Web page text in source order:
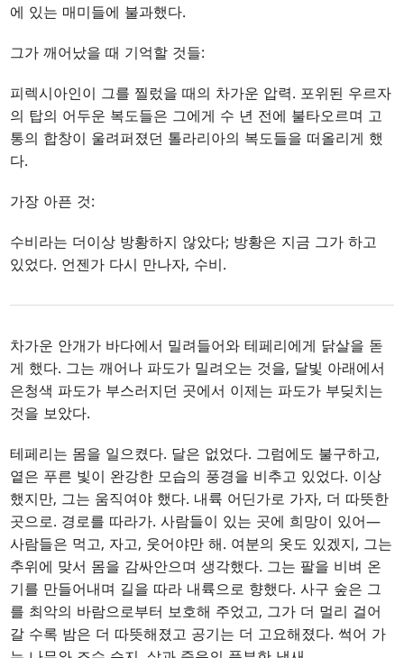
에 있는 매미들에 불과했다.
그가 깨어났을 때 기억할 것들:
피렉시아인이 그를 찔렀을 때의 차가운 압력. 포위된 우르자
의 탑의 어두운 복도들은 그에게 수 년 전에 불타오르며 고
통의 합창이 울려퍼졌던 톨라리아의 복도들을 떠올리게 했
다.
가장 아픈 것:
수비라는 더이상 방황하지 않았다; 방황은 지금 그가 하고
있었다. 언젠가 다시 만나자, 수비.
차가운 안개가 바다에서 밀려들어와 테페리에게 닭살을 돋
게 했다. 그는 깨어나 파도가 밀려오는 것을, 달빛 아래에서
은청색 파도가 부스러지던 곳에서 이제는 파도가 부딪치는
것을 보았다.
테페리는 몸을 일으켰다. 달은 없었다. 그럼에도 불구하고,
옅은 푸른 빛이 완강한 모습의 풍경을 비추고 있었다. 이상
했지만, 그는 움직여야 했다. 내륙 어딘가로 가자, 더 따뜻한
곳으로. 경로를 따라가. 사람들이 있는 곳에 희망이 있어—
사람들은 먹고, 자고, 웃어야만 해. 여분의 옷도 있겠지, 그는
추위에 맞서 몸을 감싸안으며 생각했다. 그는 팔을 비벼 온
기를 만들어내며 길을 따라 내륙으로 향했다. 사구 숲은 그
를 최악의 바람으로부터 보호해 주었고, 그가 더 멀리 걸어
갈 수록 밤은 더 따뜻해졌고 공기는 더 고요해졌다. 썩어 가